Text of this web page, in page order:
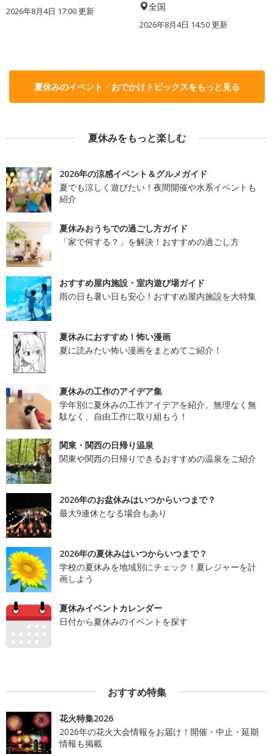
2026年8月4日 17:00更新 全国
2026年8月4日 14:50更新
夏休みのイベント・おでかけトピックスをもっと見る
夏休みをもっと楽しむ
2026年の涼感イベント＆グルメガイド
夏でも涼しく遊びたい！夜間開催や水系イベントも
紹介
夏休みおうちでの過ごし方ガイド
「家で何する？」を解決！おすすめの過ごし方
おすすめ屋内施設・室内遊び場ガイド
雨の日も暑い日も安心！おすすめ屋内施設を大特集
夏休みにおすすめ！怖い漫画
夏に読みたい怖い漫画をまとめてご紹介！
夏休みの工作のアイデア集
学年別に夏休みの工作アイデアを紹介。無理なく無
駄なく、自由工作に取り組もう！
関東・関西の日帰り温泉
関東や関西の日帰りできるおすすめの温泉をご紹介
2026年のお盆休みはいつからいつまで？
最大9連休となる場合もあり
2026年の夏休みはいつからいつまで？
学校の夏休みを地域別にチェック！夏レジャーを計
画しよう
夏休みイベントカレンダー
日付から夏休みのイベントを探す
おすすめ特集
花火特集2026
2026年の花火大会情報をお届け！開催・中止・延期
情報も掲載